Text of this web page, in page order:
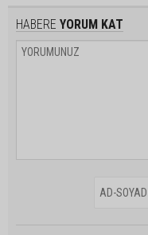
HABERE YORUM KAT